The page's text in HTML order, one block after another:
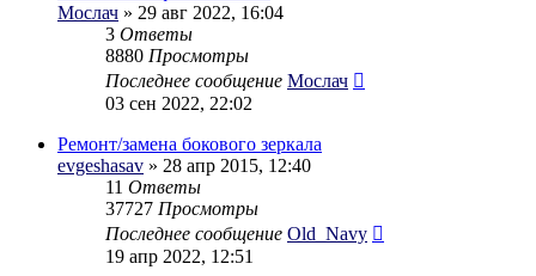
Мослач » 29 авг 2022, 16:04
3 Ответы
8880 Просмотры
Последнее сообщение Мослач
03 сен 2022, 22:02
Ремонт/замена бокового зеркала
evgeshasav » 28 апр 2015, 12:40
11 Ответы
37727 Просмотры
Последнее сообщение Old_Navy
19 апр 2022, 12:51